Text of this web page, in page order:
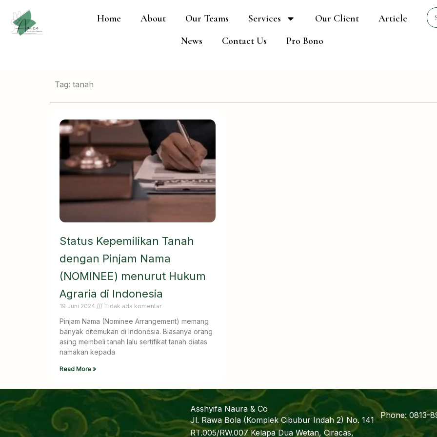
konten
Home About Our Teams Services Our Client
Article
News
Contact Us Pro Bono
Tag: tanah
Status Kepemilikan Tanah
dengan Pinjam Nama
(NOMINEE) menurut Hukum
Agraria di Indonesia
19 Juni 2024 Tidak ada komentar
Pinjam Nama (Nominee Arrangement) memang
banyak ditemukan di Indonesia. Biasanya orang
asing membeli tanah lalu sertifikat tanah diatas
namakan kepada
Read More »
Asshyifa Naura & Co
Jl. Rawa Bola (Komplek Cibubur Indah 2) No. 141
RT.005/RW.007 Kelapa Dua Wetan, Ciracas,
Phone: 0813-